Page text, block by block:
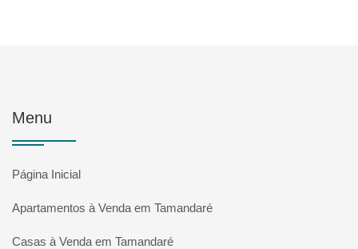
Menu
Página Inicial
Apartamentos à Venda em Tamandaré
Casas à Venda em Tamandaré